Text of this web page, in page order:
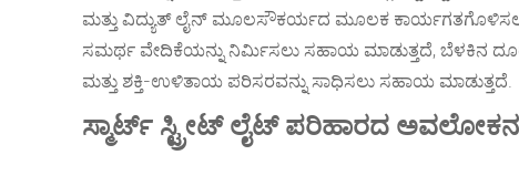
ಮತ್ತು ವಿದ್ಯುತ್ ಲೈನ್ ಮೂಲಸೌಕರ್ಯದ ಮೂಲಕ
ಸಮರ್ಥ ವೇದಿಕೆಯನ್ನು ನಿರ್ಮಿಸಲು ಸಹಾಯ ಮಾಡುತ್ತದೆ, ಬೆಳಕಿನ
ಮತ್ತು ಶಕ್ತಿ-ಉಳಿತಾಯ ಪರಿಸರವನ್ನು ಸಾಧಿಸಲು ಸಹಾಯ ಮಾಡುತ್ತದೆ.
ಸ್ಮಾರ್ಟ್ ಸ್ಟ್ರೀಟ್ ಲೈಟ್ ಪರಿಹಾರದ ಅವಲೋಕನ